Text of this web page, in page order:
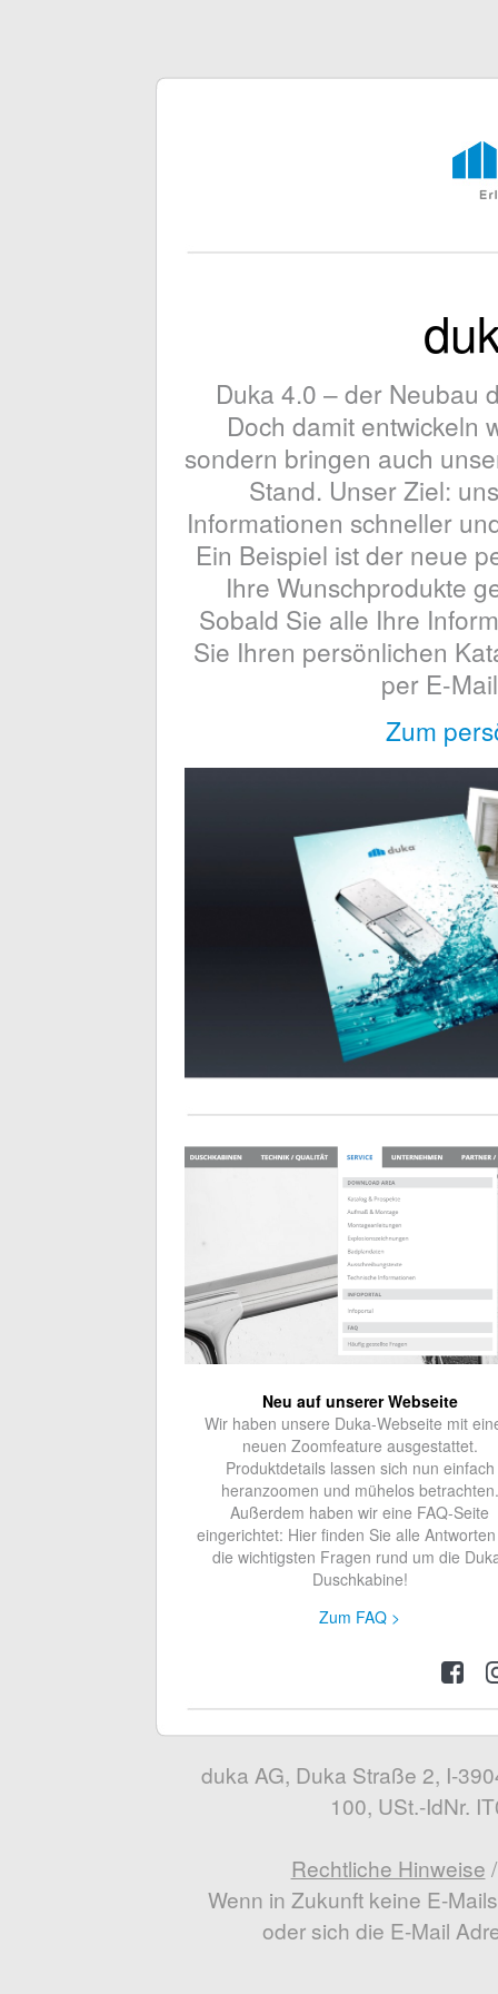
Duka 4.0 – der Neubau
Doch damit entwickeln
sondern bringen auch
Stand. Unser Ziel:
Informationen schneller
Ein Beispiel ist der neue
Ihre Wunschprodukte
Sobald Sie alle Ihre
Sie Ihren persönlichen
per E-
Zum
Neu auf unserer Webseite
Wir haben unsere Duka-Webseite mit
neuen Zoomfeature ausgestattet.
Produktdetails lassen sich nun einfach
heranzoomen und mühelos betrachten.
Außerdem haben wir eine FAQ-Seite
eingerichtet: Hier finden Sie alle
die wichtigsten Fragen rund um die
Duschkabine!
Zum FAQ >
duka AG, Duka Straße 2, I-
100, USt.-IdNr.
Rechtliche Hinweise
Wenn in Zukunft keine E-
oder sich die E-Mail